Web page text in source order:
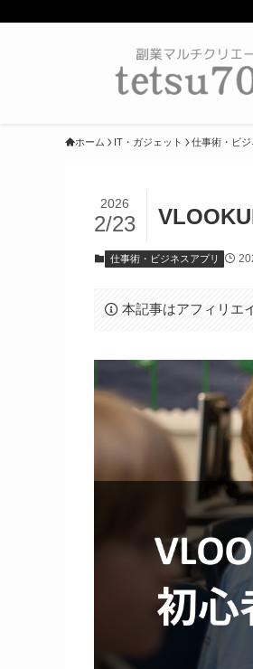
ホーム IT・ガジェット 仕事術・ビジ
2026
2/23
仕事術・ビジネスアプリ
本記事はアフィリエ